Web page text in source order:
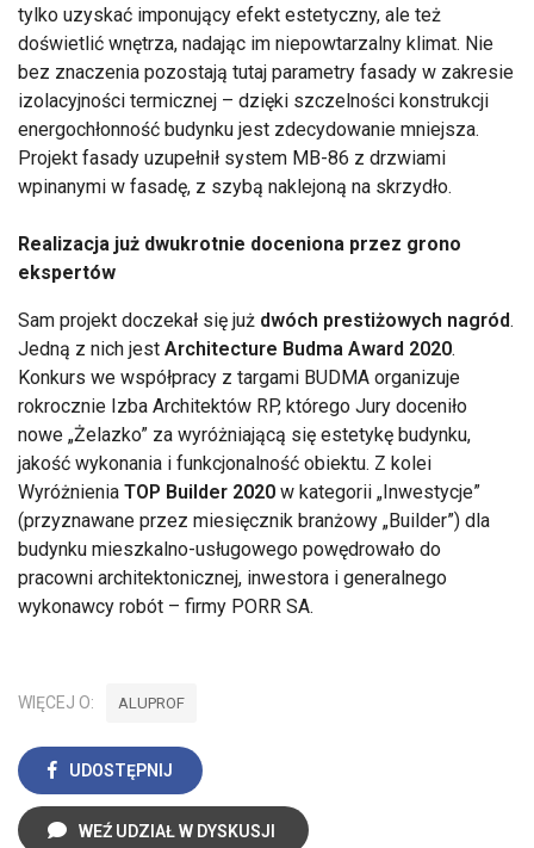
tylko uzyskać imponujący efekt estetyczny, ale też
doświetlić wnętrza, nadając im niepowtarzalny klimat. Nie
bez znaczenia pozostają tutaj parametry fasady w zakresie
izolacyjności termicznej – dzięki szczelności konstrukcji
energochłonność budynku jest zdecydowanie mniejsza.
Projekt fasady uzupełnił system MB-86 z drzwiami
wpinanymi w fasadę, z szybą naklejoną na skrzydło.
Realizacja już dwukrotnie doceniona przez grono
ekspertów
Sam projekt doczekał się już dwóch prestiżowych nagród.
Jedną z nich jest Architecture Budma Award 2020.
Konkurs we współpracy z targami BUDMA organizuje
rokrocznie Izba Architektów RP, którego Jury doceniło
nowe „Żelazko” za wyróżniającą się estetykę budynku,
jakość wykonania i funkcjonalność obiektu. Z kolei
Wyróżnienia TOP Builder 2020 w kategorii „Inwestycje”
(przyznawane przez miesięcznik branżowy „Builder”) dla
budynku mieszkalno-usługowego powędrowało do
pracowni architektonicznej, inwestora i generalnego
wykonawcy robót – firmy PORR SA.
WIĘCEJ O: ALUPROF
UDOSTĘPNIJ
WEŹ UDZIAŁ W DYSKUSJI